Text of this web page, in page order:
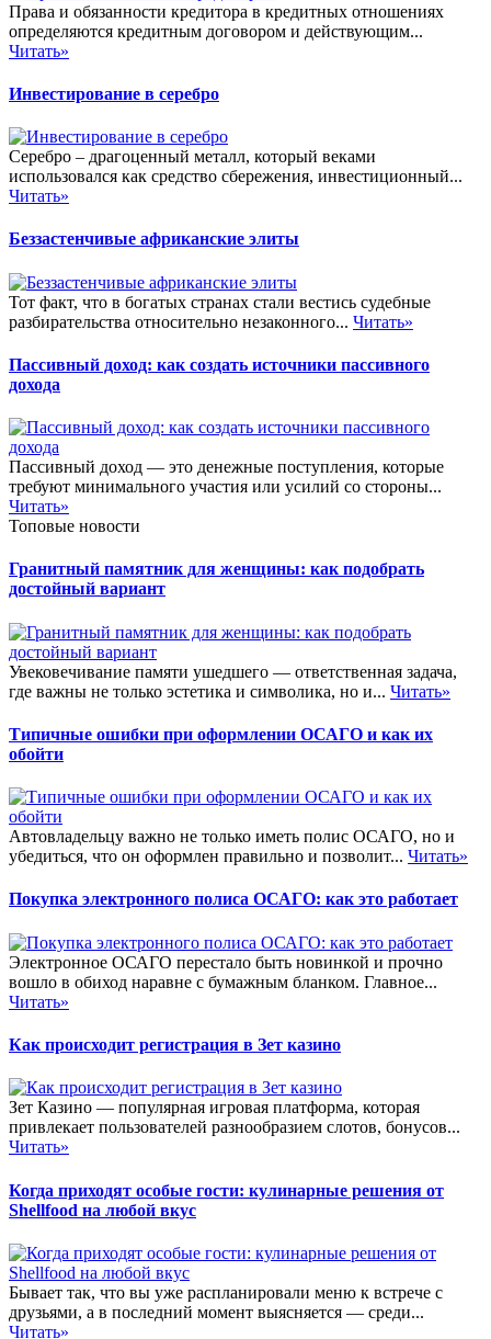
Права и обязанности кредитора в кредитных отношениях
определяются кредитным договором и действующим...
Читать»
Инвестирование в серебро
Серебро – драгоценный металл, который веками
использовался как средство сбережения, инвестиционный...
Читать»
Беззастенчивые африканские элиты
Тот факт, что в богатых странах стали вестись судебные
разбирательства относительно незаконного... Читать»
Пассивный доход: как создать источники пассивного
дохода
Пассивный доход — это денежные поступления, которые
требуют минимального участия или усилий со стороны...
Читать»
Топовые новости
Гранитный памятник для женщины: как подобрать
достойный вариант
Увековечивание памяти ушедшего — ответственная задача,
где важны не только эстетика и символика, но и... Читать»
Типичные ошибки при оформлении ОСАГО и как их
обойти
Автовладельцу важно не только иметь полис ОСАГО, но и
убедиться, что он оформлен правильно и позволит... Читать»
Покупка электронного полиса ОСАГО: как это работает
Электронное ОСАГО перестало быть новинкой и прочно
вошло в обиход наравне с бумажным бланком. Главное...
Читать»
Как происходит регистрация в Зет казино
Зет Казино — популярная игровая платформа, которая
привлекает пользователей разнообразием слотов, бонусов...
Читать»
Когда приходят особые гости: кулинарные решения от
Shellfood на любой вкус
Бывает так, что вы уже распланировали меню к встрече с
друзьями, а в последний момент выясняется — среди...
Читать»